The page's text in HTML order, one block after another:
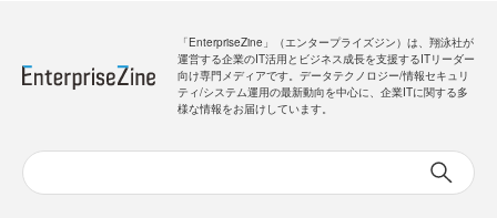
「EnterpriseZine」（エンタープライズジン）は、翔泳社が
運営する企業のIT活用とビジネス成長を支援するITリーダー
向け専門メディアです。データテクノロジー/情報セキュリ
ティ/システム運用の最新動向を中心に、企業ITに関する多
様な情報をお届けしています。